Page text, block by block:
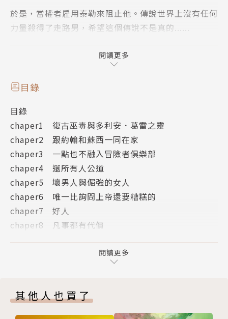
於是，當權者雇用泰勒來阻止他。傳說世界上沒有任何
力量殺得了走路男，希望這個傳說不是真的......
賽門．葛林（Simon R. Green）
賽門．葛林的發跡過程相當傳奇。他從七○年代初期開
始寫作，但除了短篇小說外，長篇屢屢碰壁，不過也因
此累積了可觀的存稿。一九八八年，在三年多沒有固定
工作之後，葛林進入書店工作，想不到兩天後便賣出七
部小說，更由於撰寫凱文科斯納的「俠盜王子羅賓漢」
電影小說，搭著順風車狂銷三十萬本，登上《紐約時
報》排行榜，成為暢銷名家。至今，葛林的作品已經在
全球銷售超過兩百五十萬本，翻譯成十餘國語言。
品包括科幻背景的冒險小說Deathstalker系列，以及
品，結合了冷硬推理和都會奇幻的元素，創下新的口碑
與佳績。
閱讀更多
目錄
目錄
chaper1 復古巫毒與多利安．葛雷之靈
chaper2 跟約翰和蘇西一同在家
chaper3 一點也不融入冒險者俱樂部
chaper4 還所有人公道
chaper5 壞男人與倔強的女人
chaper6 唯一比詢問上帝還要糟糕的
chaper7 好人
chaper8 凡事都有代價
閱讀更多
其他人也買了